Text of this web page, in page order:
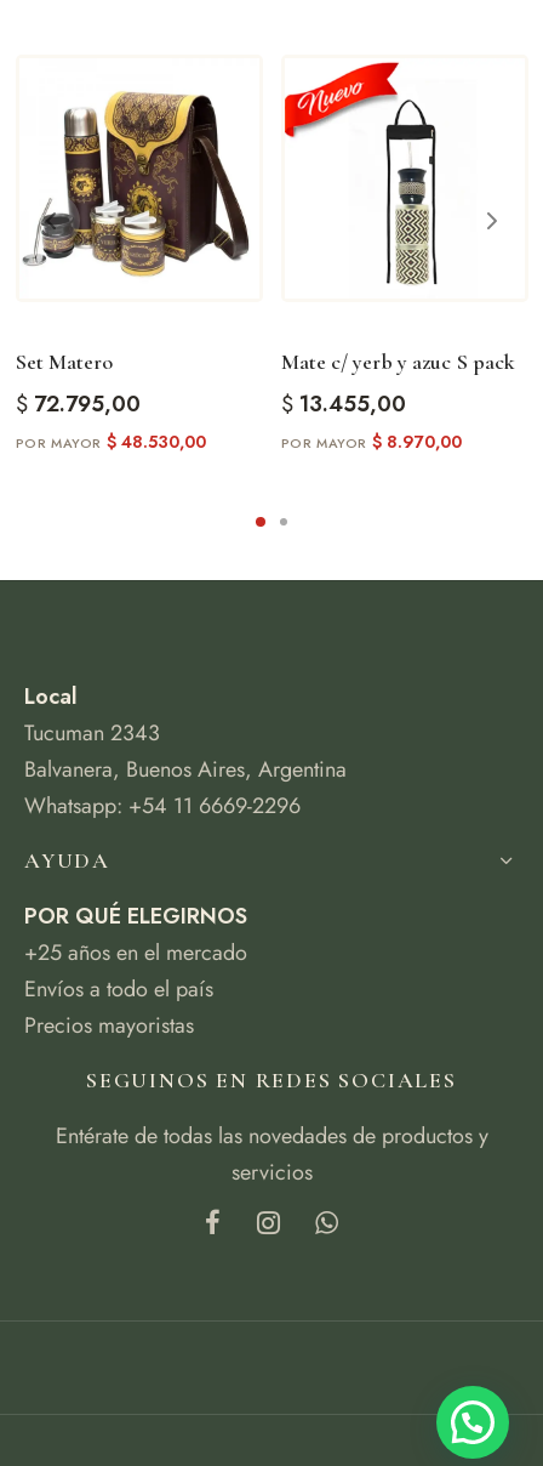
Set Matero
$72.795,00
$48.530,00
Mate c/ yerb y azuc S pack
$13.455,00
$8.970,00
Local
Tucuman 2343
Balvanera, Buenos Aires, Argentina
Whatsapp: +54 11 6669-2296
AYUDA
POR QUÉ ELEGIRNOS
+25 años en el mercado
Envíos a todo el país
Precios mayoristas
SEGUINOS EN REDES SOCIALES
Entérate de todas las novedades de productos y
servicios